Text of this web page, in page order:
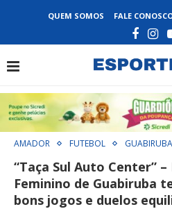
QUEM SOMOS FALE
AMADOR FUTEBOL GUABIRUBA
“Taça Sul Auto Center”
Feminino de Guabiruba
bons jogos e duelos